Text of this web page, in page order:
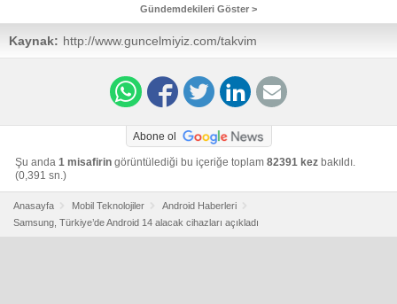
Gündemdekileri Göster >
Kaynak: http://www.guncelmiyiz.com/takvim
Abone ol
Şu anda 1 misafirin görüntülediği bu içeriğe toplam 82391 kez bakıldı.
(0,391 sn.)
Anasayfa Mobil Teknolojiler
Android Haberleri
Samsung, Türkiye’de Android 14 alacak cihazları açıkladı